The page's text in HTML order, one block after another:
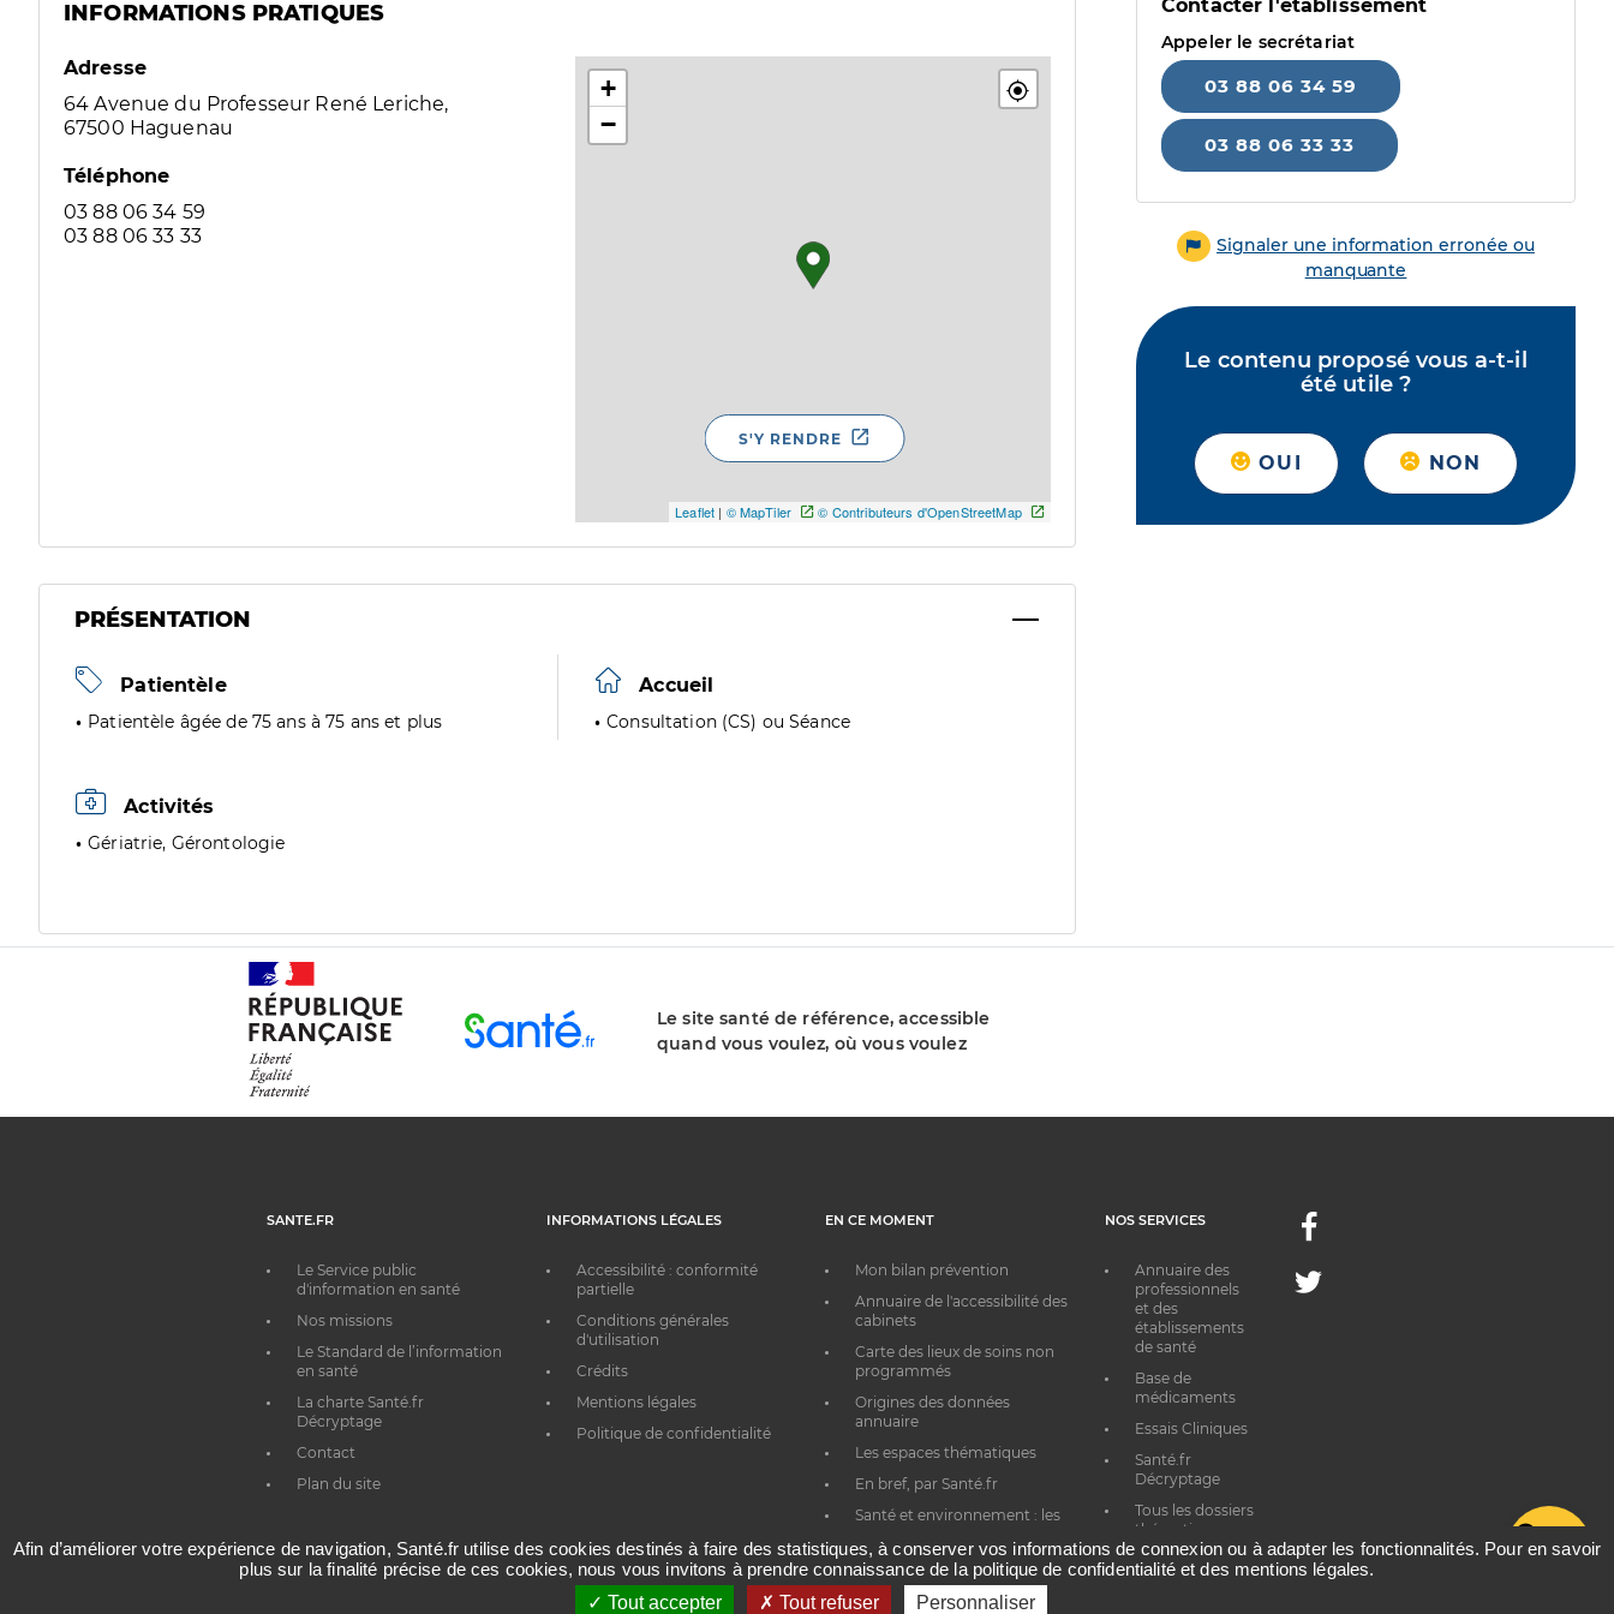
INFORMATIONS PRATIQUES
Adresse
64 Avenue du Professeur René Leriche,
67500 Haguenau
Téléphone
03 88 06 34 59
03 88 06 33 33
+
−
Leaflet | © MapTiler © Contributeurs d'OpenStreetMap
S'Y RENDRE
PRÉSENTATION
Patientèle
Patientèle âgée de 75 ans à 75 ans et plus
Accueil
Consultation (CS) ou Séance
Activités
Gériatrie, Gérontologie
Contacter l'établissement
Appeler le secrétariat
03 88 06 34 59
03 88 06 33 33
Signaler une information erronée ou
manquante
Le contenu proposé vous a-t-il
été utile ?
OUI NON
Le site santé de référence, accessible
quand vous voulez, où vous voulez
SANTE.FR
Le Service public
d'information en santé
Nos missions
Le Standard de l’information
en santé
La charte Santé.fr
Décryptage
Contact
Plan du site
INFORMATIONS LÉGALES
Accessibilité : conformité
partielle
Conditions générales
d'utilisation
Crédits
Mentions légales
Politique de confidentialité
EN CE MOMENT
Mon bilan prévention
Annuaire de l'accessibilité des
cabinets
Carte des lieux de soins non
programmés
Origines des données
annuaire
Les espaces thématiques
En bref, par Santé.fr
Santé et environnement : les
NOS SERVICES
Annuaire des
professionnels
et des
établissements
de santé
Base de
médicaments
Essais Cliniques
Santé.fr
Décryptage
Tous les dossiers
thématiques
Facebook
Twitter
Afin d’améliorer votre expérience de navigation, Santé.fr utilise des cookies destinés à faire des statistiques, à conserver vos informations de connexion ou à adapter les fonctionnalités. Pour en savoir
plus sur la finalité précise de ces cookies, nous vous invitons à prendre connaissance de la politique de confidentialité et des mentions légales.
Tout accepter
Tout refuser Personnaliser